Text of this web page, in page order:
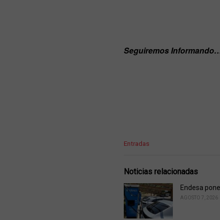
Seguiremos
C
e
o
r
i
Entradas
Noticias relacionadas
Endesa
AGOSTO 7, 2026